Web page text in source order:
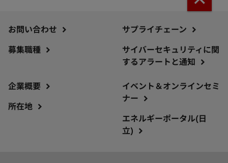
お問い合わせ
募集職種
サプライチェーン
サイバーセキュリティに関
するアラートと通知
企業概要
所在地
イベント＆オンラインセミ
ナー
エネルギーポータル(日
立)